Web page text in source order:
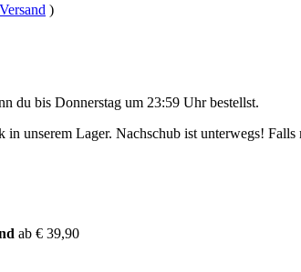
)
du bis Donnerstag um 23:59 Uhrbestellst.
unserem Lager. Nachschub ist unterwegs!
ab € 39,90